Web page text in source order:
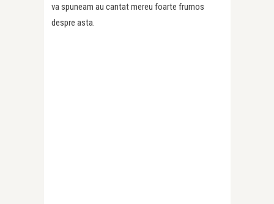
va spuneam au cantat mereu foarte frumos
despre asta.